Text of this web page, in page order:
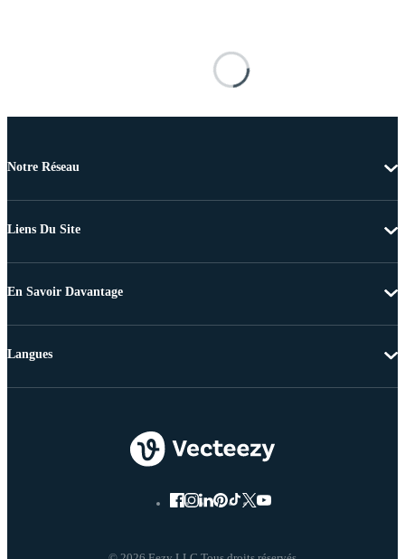
Notre Réseau
Liens Du Site
En Savoir Davantage
Langues